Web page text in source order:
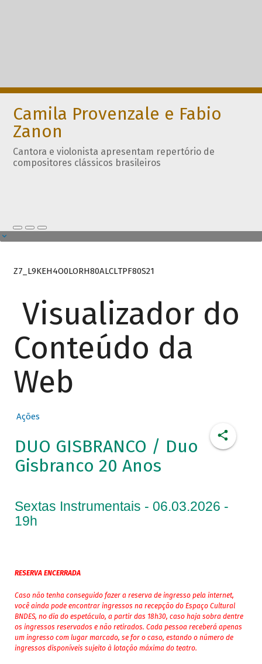
Camila Provenzale e Fabio
Zanon
Cantora e violonista apresentam repertório de
compositores clássicos brasileiros
Z7_L9KEH4O0LORH80ALCLTPF80S21
Visualizador do
Conteúdo da
Web
Ações
DUO GISBRANCO / Duo
Gisbranco 20 Anos
Sextas Instrumentais - 06.03.2026 -
19h
RESERVA ENCERRADA
Caso não tenha conseguido fazer a reserva de ingresso pela internet,
você ainda pode encontrar ingressos na recepção do Espaço Cultural
BNDES, no dia do espetáculo, a partir das 18h30, caso haja sobra dentre
os ingressos reservados e não retirados. Cada pessoa receberá apenas
um ingresso com lugar marcado, se for o caso, estando o número de
ingressos disponíveis sujeito à lotação máxima do teatro.